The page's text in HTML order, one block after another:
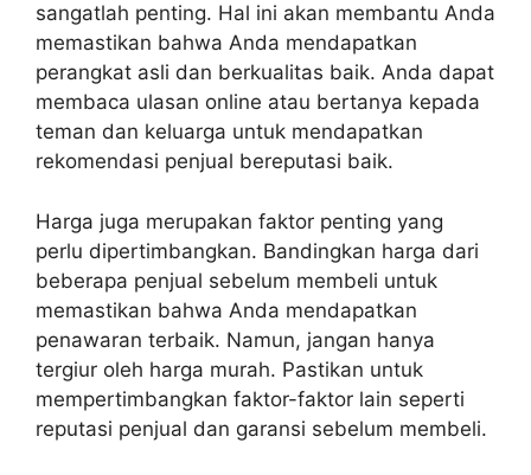
sangatlah penting. Hal ini akan membantu Anda
memastikan bahwa Anda mendapatkan
perangkat asli dan berkualitas baik. Anda dapat
membaca ulasan online atau bertanya kepada
teman dan keluarga untuk mendapatkan
rekomendasi penjual bereputasi baik.
Harga juga merupakan faktor penting yang
perlu dipertimbangkan. Bandingkan harga dari
beberapa penjual sebelum membeli untuk
memastikan bahwa Anda mendapatkan
penawaran terbaik. Namun, jangan hanya
tergiur oleh harga murah. Pastikan untuk
mempertimbangkan faktor-faktor lain seperti
reputasi penjual dan garansi sebelum membeli.